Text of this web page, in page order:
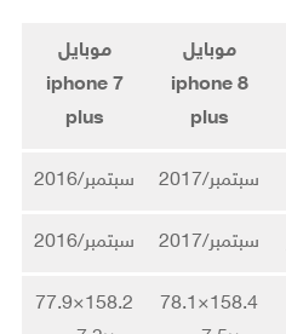
موبايل
iphone 8
plus
موبايل
iphone 7
plus
سبتمبر/2017 سبتمبر/2016
سبتمبر/2017 سبتمبر/2016
158.4×78.1
158.2×77.9